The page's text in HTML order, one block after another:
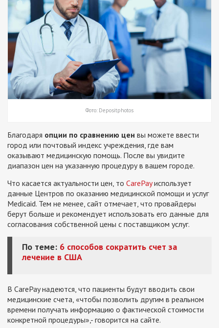
Фото: Depositphotos
Благодаря опции по сравнению цен вы можете ввести
город или почтовый индекс учреждения, где вам
оказывают медицинскую помощь. После вы увидите
диапазон цен на указанную процедуру в вашем городе.
Что касается актуальности цен, то CarePayиспользует
данные Центров по оказанию медицинской помощи и услуг
Medicaid. Тем не менее, сайт отмечает, что провайдеры
берут больше и рекомендует использовать его данные для
согласования собственной цены с поставщиком услуг.
По теме: 6 способов сократить счет за
лечение в США
В CarePay надеются, что пациенты будут вводить свои
медицинские счета, «чтобы позволить другим в реальном
времени получать информацию о фактической стоимости
конкретной процедуры»,- говорится на сайте.